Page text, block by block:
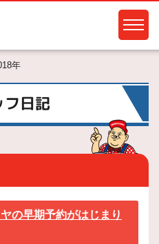
年
フ日記
の早期予約がはじまり